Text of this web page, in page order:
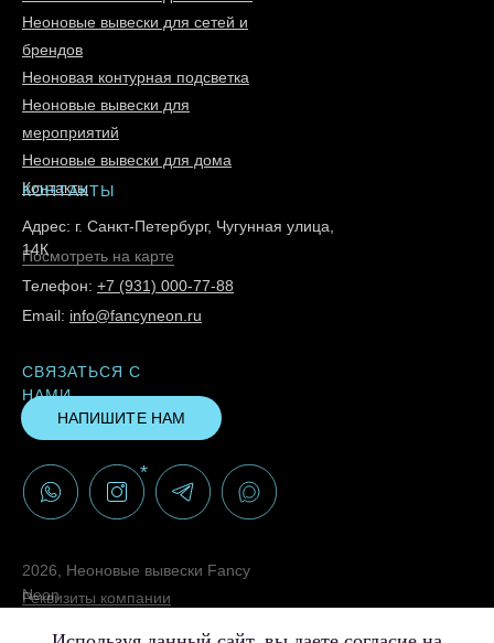
Неоновые вывески для сетей и
брендов
Неоновая контурная подсветка
Неоновые вывески для
мероприятий
Неоновые вывески для дома
Контакты
КОНТАКТЫ
Посмотреть на карте
Адрес: г. Санкт-Петербург, Чугунная улица,
14К
Телефон: +7 (931) 000-77-88
Email: info@fancyneon.ru
Реквизиты компании
2026, Неоновые вывески Fancy
Neon
СВЯЗАТЬСЯ С
НАМИ
НАПИШИТЕ НАМ
*